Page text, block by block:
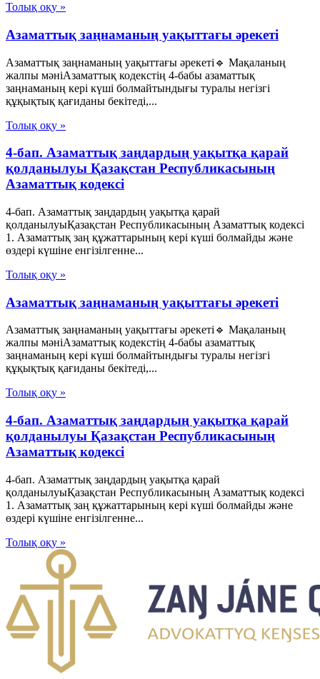
Толық оқу »
Азаматтық заңнаманың уақыттағы әрекеті
Азаматтық заңнаманың уақыттағы әрекеті🔹 Мақаланың
жалпы мәніАзаматтық кодекстің 4-бабы азаматтық
заңнаманың кері күші болмайтындығы туралы негізгі
құқықтық қағиданы бекітеді,...
Толық оқу »
4-бап. Азаматтық заңдардың уақытқа қарай
қолданылуы Қазақстан Республикасының
Азаматтық кодексi
4-бап. Азаматтық заңдардың уақытқа қарай
қолданылуыҚазақстан Республикасының Азаматтық кодексi
1. Азаматтық заң құжаттарының керi күшi болмайды және
өздерi күшiне енгiзiлгенне...
Толық оқу »
Азаматтық заңнаманың уақыттағы әрекеті
Азаматтық заңнаманың уақыттағы әрекеті🔹 Мақаланың
жалпы мәніАзаматтық кодекстің 4-бабы азаматтық
заңнаманың кері күші болмайтындығы туралы негізгі
құқықтық қағиданы бекітеді,...
Толық оқу »
4-бап. Азаматтық заңдардың уақытқа қарай
қолданылуы Қазақстан Республикасының
Азаматтық кодексi
4-бап. Азаматтық заңдардың уақытқа қарай
қолданылуыҚазақстан Республикасының Азаматтық кодексi
1. Азаматтық заң құжаттарының керi күшi болмайды және
өздерi күшiне енгiзiлгенне...
Толық оқу »